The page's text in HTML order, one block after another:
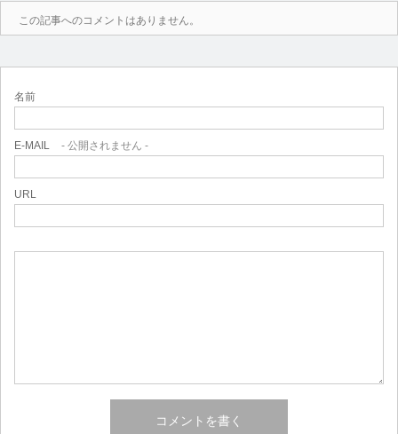
この記事へのコメントはありません。
名前
E-MAIL - 公開されません -
URL